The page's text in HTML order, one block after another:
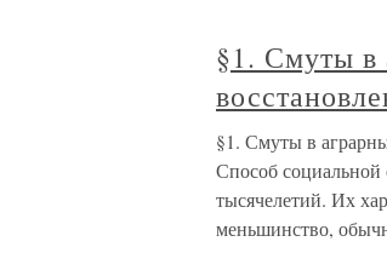
§1. Смуты в
§1. Смуты в
Способ
тысячелетий. Их
меньшинство,